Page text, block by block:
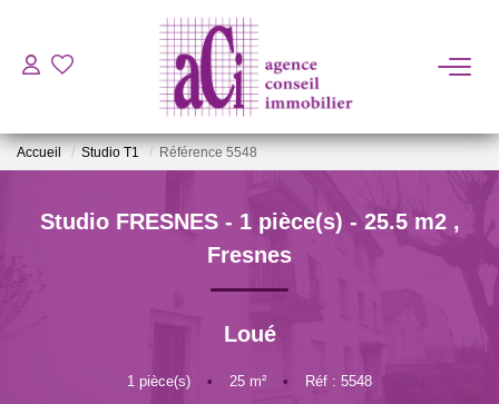
ACHETER
ESTIMER
BIENS VENDUS
Accueil Studio T1 Référence 5548
Studio FRESNES - 1 pièce(s) - 25.5 m2 ,
Fresnes
Loué
1 pièce(s) • 25 m² • Réf : 5548